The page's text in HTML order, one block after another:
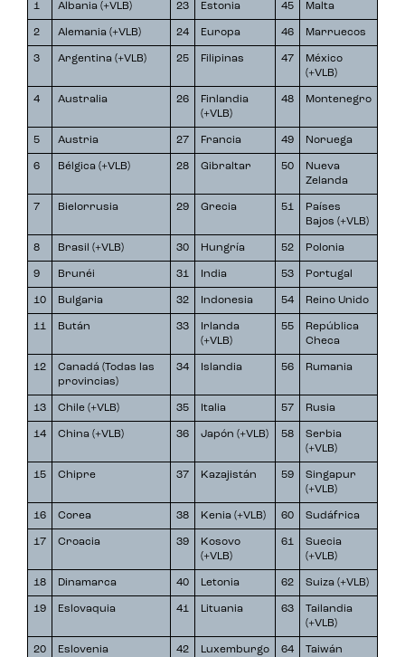
1 Albania (+VLB) 23 Estonia 45 Malta
2 Alemania (+VLB) 24 Europa 46 Marruecos
3 Argentina (+VLB) 25 Filipinas 47
México
(+VLB)
4 Australia 26
Finlandia
(+VLB)
48 Montenegro
5 Austria 27 Francia 49 Noruega
6 Bélgica (+VLB) 28 Gibraltar 50
Nueva
Zelanda
7 Bielorrusia 29 Grecia 51
Países
Bajos (+VLB)
8 Brasil (+VLB) 30 Hungría 52 Polonia
9 Brunéi 31 India 53 Portugal
10 Bulgaria 32 Indonesia 54 Reino Unido
11 Bután 33
Irlanda
(+VLB)
55
República
Checa
12
Canadá (Todas las
provincias)
34 Islandia 56 Rumania
13 Chile (+VLB) 35 Italia 57 Rusia
14 China (+VLB) 36 Japón (+VLB) 58
Serbia
(+VLB)
15 Chipre 37 Kazajistán 59
Singapur
(+VLB)
16 Corea 38 Kenia (+VLB) 60 Sudáfrica
17 Croacia 39
Kosovo
(+VLB)
61
Suecia
(+VLB)
18 Dinamarca 40 Letonia 62 Suiza (+VLB)
19 Eslovaquia 41 Lituania 63
Tailandia
(+VLB)
20 Eslovenia 42
Luxemburgo
64 Taiwán